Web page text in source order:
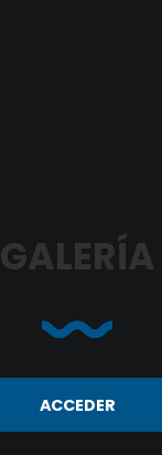
GALERÍA
ACCEDER